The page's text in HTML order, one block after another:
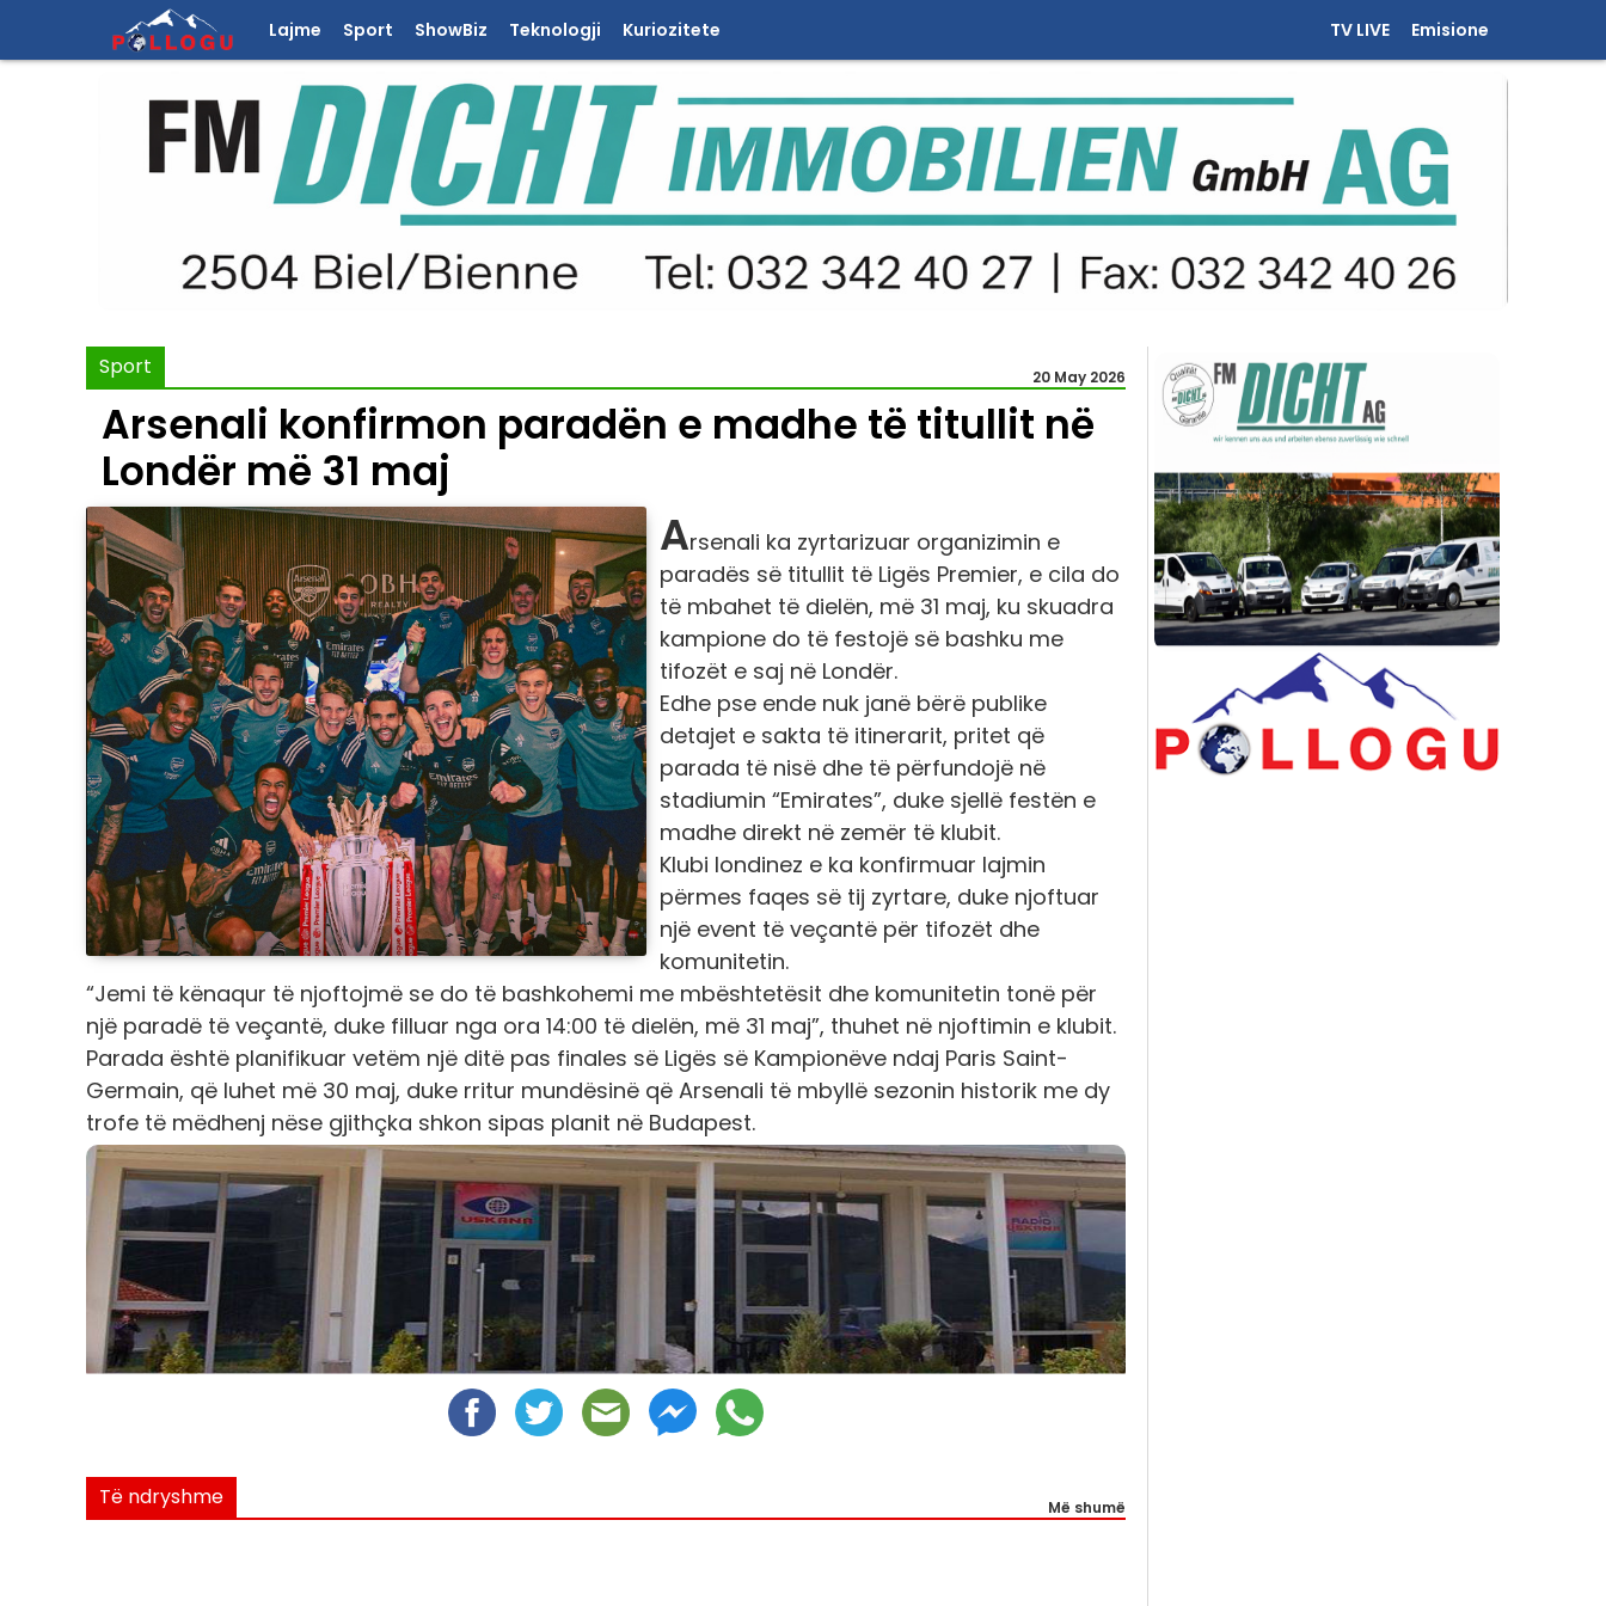
Lajme Sport ShowBiz Teknologji Kuriozitete TV LIVE Emisione
Sport 20 May 2026
Arsenali konfirmon paradën e madhe të titullit në
Londër më 31 maj
Arsenali ka zyrtarizuar organizimin e
paradës së titullit të Ligës Premier, e cila do
të mbahet të dielën, më 31 maj, ku skuadra
kampione do të festojë së bashku me
tifozët e saj në Londër.
Edhe pse ende nuk janë bërë publike
detajet e sakta të itinerarit, pritet që
parada të nisë dhe të përfundojë në
stadiumin “Emirates”, duke sjellë festën e
madhe direkt në zemër të klubit.
Klubi londinez e ka konfirmuar lajmin
përmes faqes së tij zyrtare, duke njoftuar
një event të veçantë për tifozët dhe
komunitetin.
“Jemi të kënaqur të njoftojmë se do të bashkohemi me mbështetësit dhe komunitetin tonë për
një paradë të veçantë, duke filluar nga ora 14:00 të dielën, më 31 maj”, thuhet në njoftimin e klubit.
Parada është planifikuar vetëm një ditë pas finales së Ligës së Kampionëve ndaj Paris Saint-
Germain, që luhet më 30 maj, duke rritur mundësinë që Arsenali të mbyllë sezonin historik me dy
trofe të mëdhenj nëse gjithçka shkon sipas planit në Budapest.
Të ndryshme Më shumë